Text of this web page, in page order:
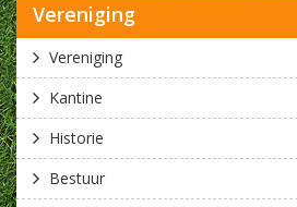
Vereniging
Vereniging
Kantine
Historie
Bestuur